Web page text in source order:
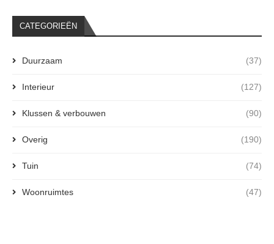
CATEGORIEËN
Duurzaam (37)
Interieur (127)
Klussen & verbouwen (90)
Overig (190)
Tuin (74)
Woonruimtes (47)